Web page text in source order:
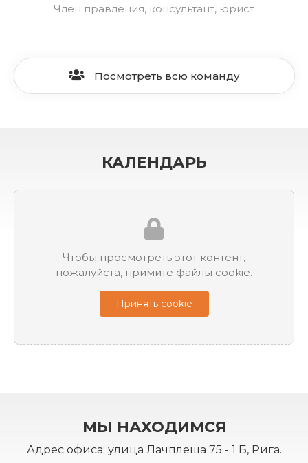
Член правления, консультант, юрист
Посмотреть всю команду
КАЛЕНДАРЬ
Чтобы просмотреть этот контент,
пожалуйста, примите файлы cookie.
Принять cookie
МЫ НАХОДИМСЯ
Адрес офиса: улица Лачплеша 75 - 1 Б, Рига.